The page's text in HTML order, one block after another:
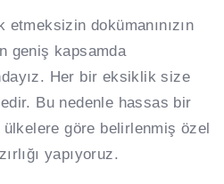
dokümanınızın
geniş kapsamda
Her bir eksiklik size
Bu nedenle hassas bir
ülkelere göre belirlenmiş özel
yapıyoruz.